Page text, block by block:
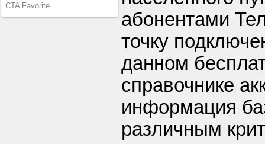
абонентами
точку
данном
справочнике
информация
различным